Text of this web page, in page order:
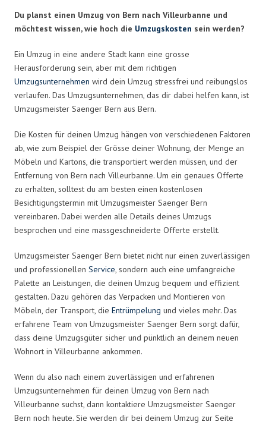
Du planst einen Umzug von Bern nach Villeurbanne und
möchtest wissen, wie hoch die Umzugskosten sein werden?
Ein Umzug in eine andere Stadt kann eine grosse
Herausforderung sein, aber mit dem richtigen
Umzugsunternehmen wird dein Umzug stressfrei und reibungslos
verlaufen. Das Umzugsunternehmen, das dir dabei helfen kann, ist
Umzugsmeister Saenger Bern aus Bern.
Die Kosten für deinen Umzug hängen von verschiedenen Faktoren
ab, wie zum Beispiel der Grösse deiner Wohnung, der Menge an
Möbeln und Kartons, die transportiert werden müssen, und der
Entfernung von Bern nach Villeurbanne. Um ein genaues Offerte
zu erhalten, solltest du am besten einen kostenlosen
Besichtigungstermin mit Umzugsmeister Saenger Bern
vereinbaren. Dabei werden alle Details deines Umzugs
besprochen und eine massgeschneiderte Offerte erstellt.
Umzugsmeister Saenger Bern bietet nicht nur einen zuverlässigen
und professionellen Service, sondern auch eine umfangreiche
Palette an Leistungen, die deinen Umzug bequem und effizient
gestalten. Dazu gehören das Verpacken und Montieren von
Möbeln, der Transport, die Entrümpelung und vieles mehr. Das
erfahrene Team von Umzugsmeister Saenger Bern sorgt dafür,
dass deine Umzugsgüter sicher und pünktlich an deinem neuen
Wohnort in Villeurbanne ankommen.
Wenn du also nach einem zuverlässigen und erfahrenen
Umzugsunternehmen für deinen Umzug von Bern nach
Villeurbanne suchst, dann kontaktiere Umzugsmeister Saenger
Bern noch heute. Sie werden dir bei deinem Umzug zur Seite